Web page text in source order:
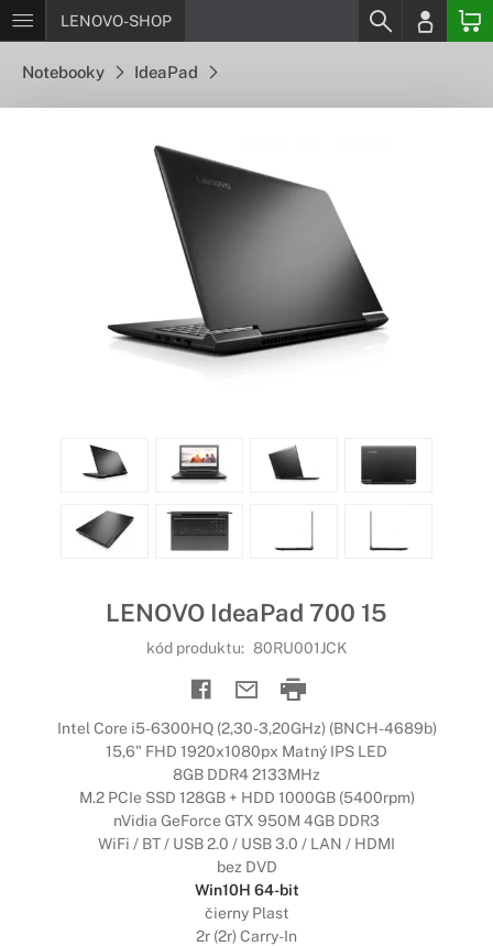
LENOVO-SHOP
Notebooky IdeaPad
LENOVO IdeaPad 700 15
kód produktu: 80RU001JCK
Intel Core i5-6300HQ (2,30-3,20GHz) (BNCH-4689b)
15,6" FHD 1920x1080px Matný IPS LED
8GB DDR4 2133MHz
M.2 PCIe SSD 128GB + HDD 1000GB (5400rpm)
nVidia GeForce GTX 950M 4GB DDR3
WiFi / BT / USB 2.0 / USB 3.0 / LAN / HDMI
bez DVD
Win10H 64-bit
čierny Plast
2r (2r) Carry-In